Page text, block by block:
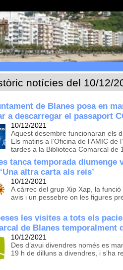
notícies del 10/12/
de Blanes posa en
a descarregar el passaport
10/12/2021
Aquest desembre funcionaran els
Els matins a l’Oficina de l’AMIC de
tardes a la Biblioteca Comarcal de
tanca temporada diumenge
altra carta als reis’
10/12/2021
A càrrec del grup Xip Xap, la
avis i un pessebre on les figures
les visites a tots els
de Blanes temporalment
10/12/2021
Des d’avui divendres només es
19 h de dilluns a divendres, i s’ha